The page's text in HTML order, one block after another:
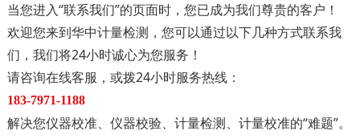
当您进入“联系我们”的页面时，您已成为我们尊贵的客户！
欢迎您来到华中计量检测，您可以通过以下几种方式联系我
们，我们将24小时诚心为您服务！
请咨询在线客服，或拨24小时服务热线：
183-7971-1188
解决您仪器校准、仪器校验、计量检测、计量校准的“难题”。